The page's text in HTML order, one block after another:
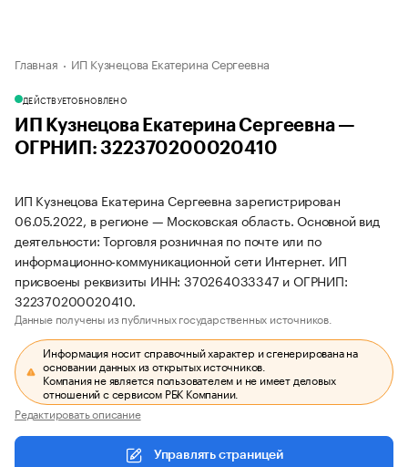
Главная ИП Кузнецова Екатерина Сергеевна
ДЕЙСТВУЕТОБНОВЛЕНО
ИП Кузнецова Екатерина Сергеевна —
ОГРНИП: 322370200020410
ИП Кузнецова Екатерина Сергеевна зарегистрирован
06.05.2022, в регионе — Московская область. Основной вид
деятельности: Торговля розничная по почте или по
информационно-коммуникационной сети Интернет. ИП
присвоены реквизиты ИНН: 370264033347 и ОГРНИП:
322370200020410.
Данные получены из публичных государственных источников.
Информация носит справочный характер и сгенерирована на
основании данных из открытых источников.
Компания не является пользователем и не имеет деловых
отношений с сервисом РБК Компании.
Редактировать описание
Управлять страницей